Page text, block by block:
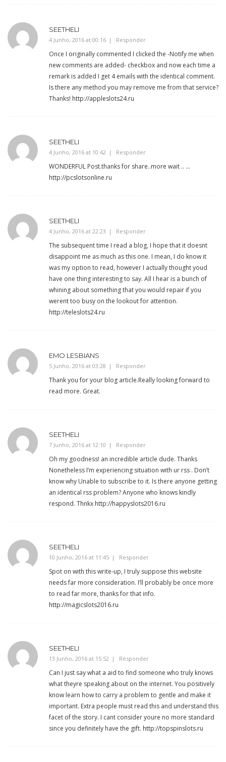
SEETHELI
4 Junho, 2016 at 00:16 Responder
Once I originally commented I clicked the -Notify me when
new comments are added- checkbox and now each time a
remark is added I get 4 emails with the identical comment.
Is there any method you may remove me from that service?
Thanks! http://appleslots24.ru
SEETHELI
4 Junho, 2016 at 10:42 Responder
WONDERFUL Post.thanks for share..more wait .. …
http://pcslotsonline.ru
SEETHELI
4 Junho, 2016 at 22:23 Responder
The subsequent time I read a blog, I hope that it doesnt
disappoint me as much as this one. I mean, I do know it
was my option to read, however I actually thought youd
have one thing interesting to say. All I hear is a bunch of
whining about something that you would repair if you
werent too busy on the lookout for attention.
http://teleslots24.ru
EMO LESBIANS
5 Junho, 2016 at 03:28 Responder
Thank you for your blog article.Really looking forward to
read more. Great.
SEETHELI
7 Junho, 2016 at 12:10 Responder
Oh my goodness! an incredible article dude. Thanks
Nonetheless I’m experiencing situation with ur rss . Don’t
know why Unable to subscribe to it. Is there anyone getting
an identical rss problem? Anyone who knows kindly
respond. Thnkx http://happyslots2016.ru
SEETHELI
10 Junho, 2016 at 11:45 Responder
Spot on with this write-up, I truly suppose this website
needs far more consideration. I’ll probably be once more
to read far more, thanks for that info.
http://magicslots2016.ru
SEETHELI
13 Junho, 2016 at 15:52 Responder
Can I just say what a aid to find someone who truly knows
what theyre speaking about on the internet. You positively
know learn how to carry a problem to gentle and make it
important. Extra people must read this and understand this
facet of the story. I cant consider youre no more standard
since you definitely have the gift. http://topspinslots.ru